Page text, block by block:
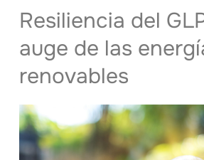
Resiliencia del
auge de las
renovables